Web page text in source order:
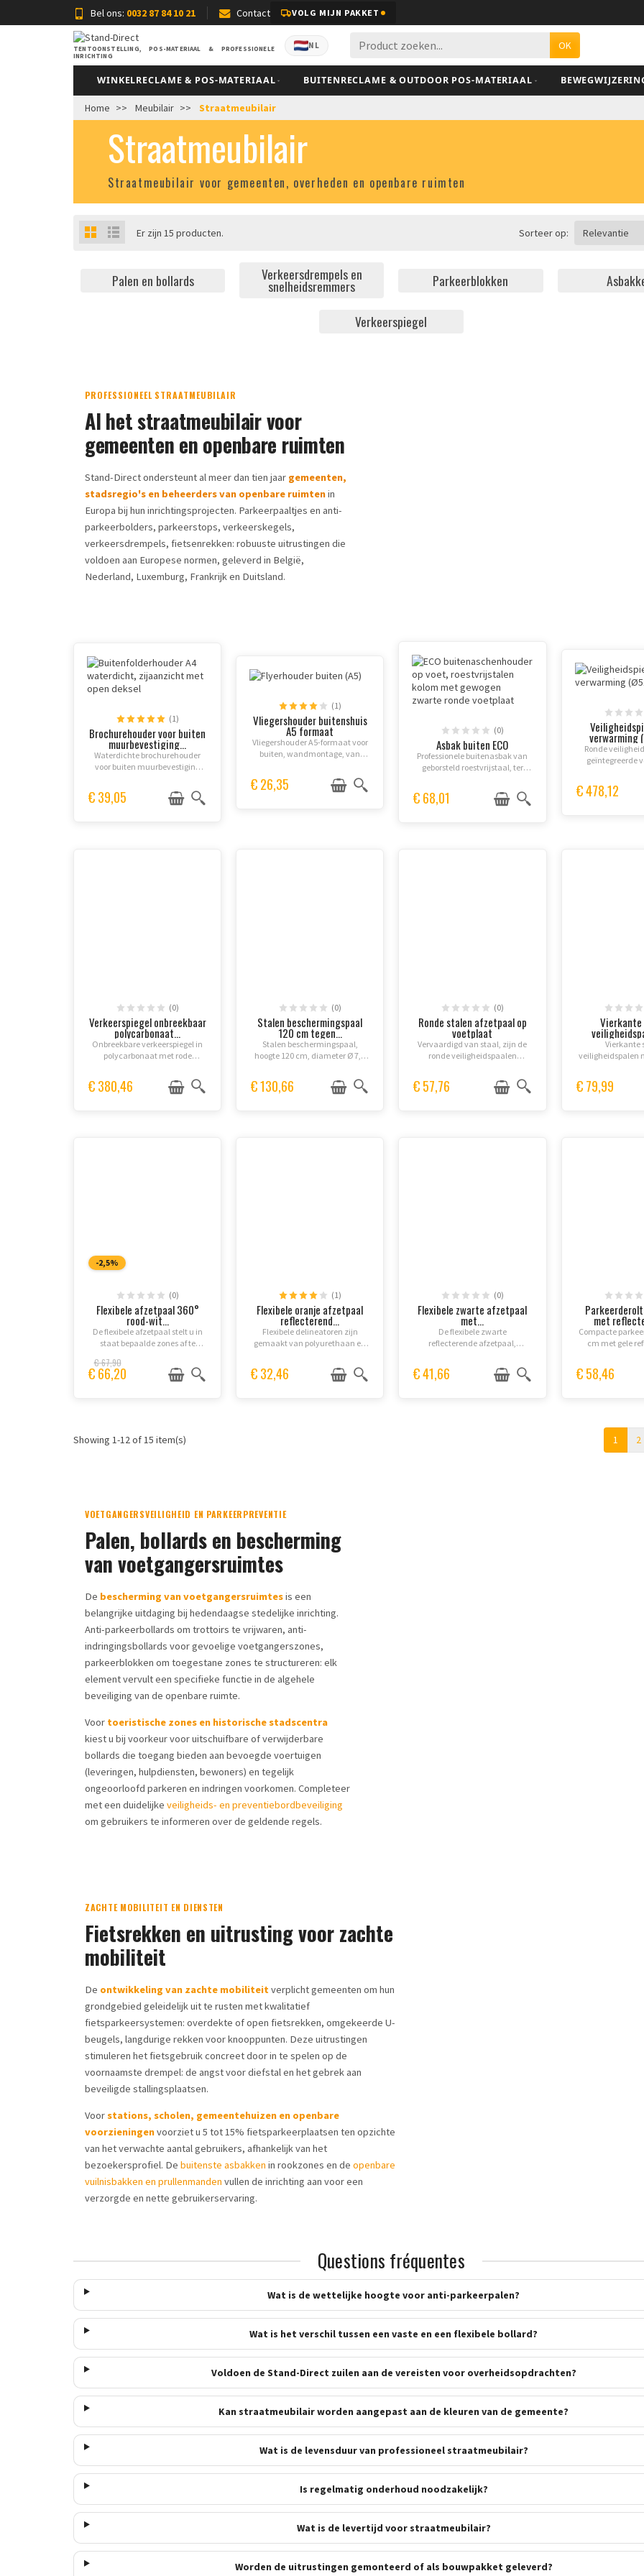
Bel ons: 0032 87 84 10 21 Contact VOLG MIJN PAKKET
TENTOONSTELLING, POS-MATERIAAL & PROFESSIONELE
INRICHTING
NL OK
WINKELRECLAME & POS-MATERIAAL BUITENRECLAME & OUTDOOR POS-MATERIAAL
Home Meubilair Straatmeubilair
Straatmeubilair
Straatmeubilair voor gemeenten, overheden en openbare ruimten
Er zijn 15 producten. Sorteer op: Relevantie
Palen en bollards Verkeersdrempels en
snelheidsremmers Parkeerblokken
Verkeerspiegel
PROFESSIONEEL STRAATMEUBILAIR
Al het straatmeubilair voor
gemeenten en openbare ruimten
Stand-Direct ondersteunt al meer dan tien jaar gemeenten,
stadsregio's en beheerders van openbare ruimtenin
Europa bij hun inrichtingsprojecten. Parkeerpaaltjes en anti-
parkeerbolders, parkeerstops, verkeerskegels,
verkeersdrempels, fietsenrekken: robuuste uitrustingen die
voldoen aan Europese normen, geleverd in België,
Nederland, Luxemburg, Frankrijk en Duitsland.
(1)
Brochurehouder voor buiten
muurbevestiging...
Waterdichte brochurehouder
voor buiten muurbevestiging
€ 39,05
(1)
Vliegershouder buitenshuis
A5 formaat
Vliegershouder A5-formaat voor
buiten, wandmontage, van
€ 26,35
(0)
Asbak buiten ECO
Professionele buitenasbak van
geborsteld roestvrijstaal, ter
Sterke constructie en eenvoudig
onderhoud.
€ 68,01
verwarming
Ronde
geïntegreerde
optimale
€ 478,12
(0)
Verkeerspiegel onbreekbaar
polycarbonaat...
Onbreekbare verkeerspiegel in
polycarbonaat met rode
ontworpen om de zichtbaarheid
op openbare wegen te
€ 380,46
(0)
Stalen beschermingspaal
120 cm tegen...
Stalen beschermingspaal,
hoogte 120 cm, diameter Ø 7,6
Gegalvaniseerd staal met
poederbescherminglaag
€ 130,66
(0)
Ronde stalen afzetpaal op
voetplaat
Vervaardigd van staal, zijn de
ronde veiligheidspaalen
worden zij gebruikt om
verkeersroutes af te bakenen en
€ 57,76
Vierkante
veiligheidspalen
reflecterende
€ 79,99
-2,5%
(0)
Flexibele afzetpaal 360°
rood-wit...
De flexibele afzetpaal stelt u in
staat bepaalde zones af te
obstakels aan te geven.
Beschikbaar in 75 cm of 100 cm
€ 67,90
€ 66,20
(1)
Flexibele oranje afzetpaal
reflecterend...
Flexibele delineatoren zijn
gemaakt van polyurethaan en
parkeerterreinen, wegen en
fietspaden waar veiligheid
€ 32,46
(0)
Flexibele zwarte afzetpaal
met...
De flexibele zwarte
reflecterende afzetpaal,
voor veiligheid en minimaliseert
het risico op beschadiging van
€ 41,66
met
Compacte
cm met gele
geschikt voor
€ 58,46
Showing 1-12 of 15 item(s) 1 2
VOETGANGERSVEILIGHEID EN PARKEERPREVENTIE
Palen, bollards en bescherming
van voetgangersruimtes
De bescherming van voetgangersruimtesis een
belangrijke uitdaging bij hedendaagse stedelijke inrichting.
Anti-parkeerbollards om trottoirs te vrijwaren, anti-
indringingsbollards voor gevoelige voetgangerszones,
parkeerblokken om toegestane zones te structureren: elk
element vervult een specifieke functie in de algehele
beveiliging van de openbare ruimte.
Voor toeristische zones en historische stadscentra
kiest u bij voorkeur voor uitschuifbare of verwijderbare
bollards die toegang bieden aan bevoegde voertuigen
(leveringen, hulpdiensten, bewoners) en tegelijk
ongeoorloofd parkeren en indringen voorkomen. Completeer
met een duidelijke veiligheids- en preventiebordbeveiliging
om gebruikers te informeren over de geldende regels.
ZACHTE MOBILITEIT EN DIENSTEN
Fietsrekken en uitrusting voor zachte
mobiliteit
De ontwikkeling van zachte mobiliteitverplicht gemeenten om hun
grondgebied geleidelijk uit te rusten met kwalitatief
fietsparkeersystemen: overdekte of open fietsrekken, omgekeerde U-
beugels, langdurige rekken voor knooppunten. Deze uitrustingen
stimuleren het fietsgebruik concreet door in te spelen op de
voornaamste drempel: de angst voor diefstal en het gebrek aan
beveiligde stallingsplaatsen.
Voorstations, scholen, gemeentehuizen en openbare
voorzieningenvoorziet u 5 tot 15% fietsparkeerplaatsen ten opzichte
van het verwachte aantal gebruikers, afhankelijk van het
bezoekersprofiel. De buitenste asbakken in rookzones en de openbare
vuilnisbakken en prullenmanden vullen de inrichting aan voor een
verzorgde en nette gebruikerservaring.
Questions fréquentes
Wat is de wettelijke hoogte voor anti-parkeerpalen?
Wat is het verschil tussen een vaste en een flexibele bollard?
Voldoen de Stand-Direct zuilen aan de vereisten voor overheidsopdrachten?
Kan straatmeubilair worden aangepast aan de kleuren van de gemeente?
Wat is de levensduur van professioneel straatmeubilair?
Is regelmatig onderhoud noodzakelijk?
Wat is de levertijd voor straatmeubilair?
Worden de uitrustingen gemonteerd of als bouwpakket geleverd?